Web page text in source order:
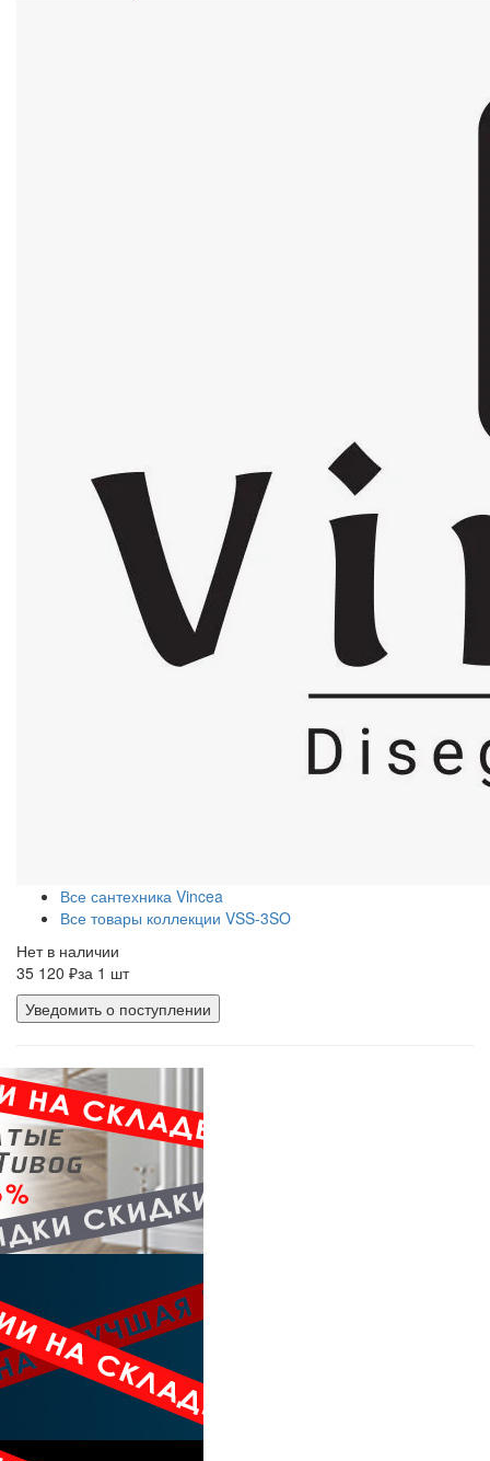
Все сантехника Vincea
Все товары коллекции VSS-3SO
Нет в наличии
35 120 ₽за 1 шт
Уведомить о поступлении